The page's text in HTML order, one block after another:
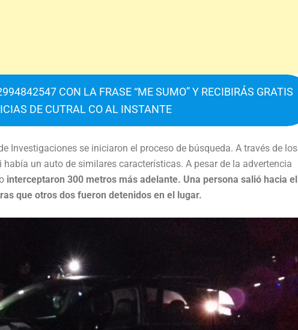
CON LA FRASE “ME SUMO” Y RECIBIRÁS GRATIS
DE CUTRAL CO AL INSTANTE
Investigaciones se iniciaron el proceso de búsqueda. A través de los
un auto de similares características. A pesar de la advertencia
interceptaron 300 metros más adelante. Una persona salió hacia el
que otros dos fueron detenidos en el lugar.